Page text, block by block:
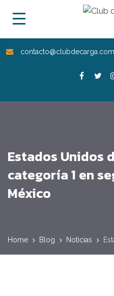
contacto@clubdecarga.com
Estados Unidos
categoría 1 en
México
Home Blog Noticias